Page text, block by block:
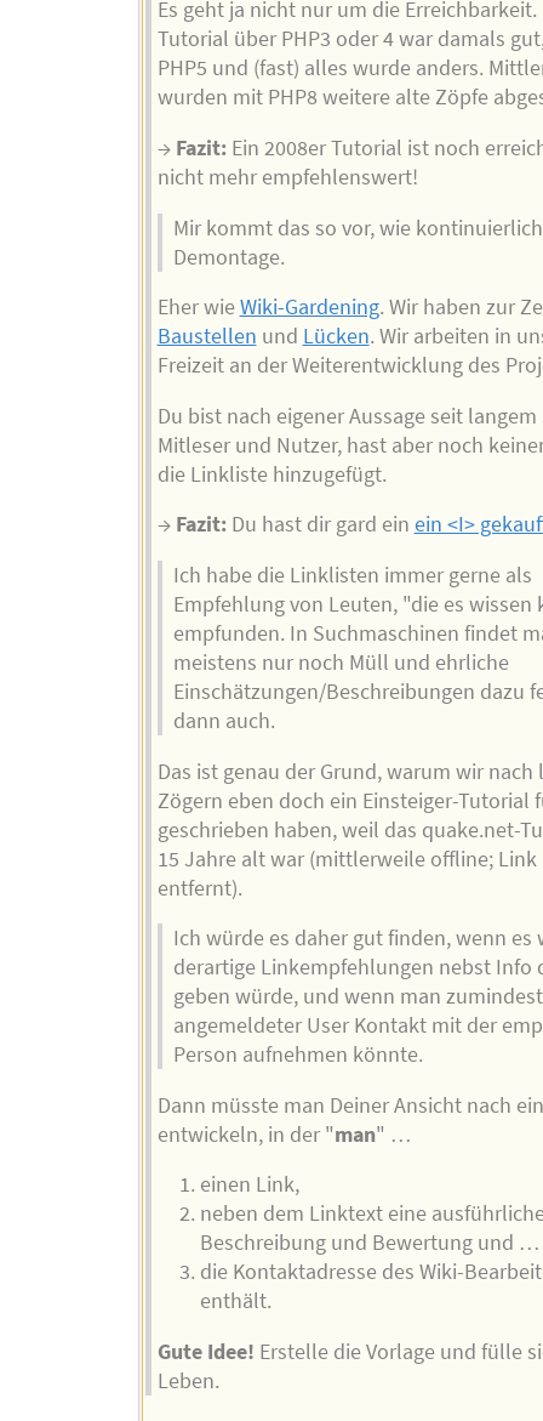
Es geht ja nicht nur um die Erreichbarkeit.
Tutorial über PHP3 oder 4 war damals
PHP5 und (fast) alles wurde anders.
wurden mit PHP8 weitere alte Zöpfe
→ Fazit:Ein 2008er Tutorial ist noch
nicht mehr empfehlenswert!
Mir kommt das so vor, wie
Demontage.
Eher wieWiki-Gardening. Wir haben zur
Baustellen und Lücken. Wir arbeiten in
Freizeit an der Weiterentwicklung des
Du bist nach eigener Aussage seit
Mitleser und Nutzer, hast aber noch
die Linkliste hinzugefügt.
→ Fazit:Du hast dir gard ein ein <I>
Ich habe die Linklisten immer gerne als
Empfehlung von Leuten, "die es wissen
empfunden. In Suchmaschinen findet
meistens nur noch Müll und ehrliche
Einschätzungen/Beschreibungen dazu
dann auch.
Das ist genau der Grund, warum wir nach
Zögern eben doch ein Einsteiger-Tutorial
geschrieben haben, weil das quake.net-
15 Jahre alt war (mittlerweile offline; Link
entfernt).
Ich würde es daher gut finden, wenn es
derartige Linkempfehlungen nebst Info
geben würde, und wenn man
angemeldeter User Kontakt mit der
Person aufnehmen könnte.
Dann müsste man Deiner Ansicht nach
entwickeln, in der "man" …
einen Link,
neben dem Linktext eine
Beschreibung und Bewertung und …
die Kontaktadresse des Wiki-
enthält.
Gute Idee! Erstelle die Vorlage und fülle
Leben.